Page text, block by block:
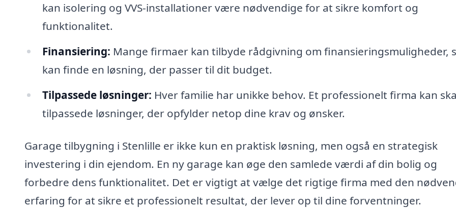
kan isolering og VVS-installationer være nødvendige for at sikre komfort og
funktionalitet.
Finansiering: Mange firmaer kan tilbyde rådgivning om finansieringsmuligheder,
kan finde en løsning, der passer til dit budget.
Tilpassede løsninger: Hver familie har unikke behov. Et professionelt firma kan
tilpassede løsninger, der opfylder netop dine krav og ønsker.
Garage tilbygning i Stenlille er ikke kun en praktisk løsning, men også en strategisk
investering i din ejendom. En ny garage kan øge den samlede værdi af din bolig og
forbedre dens funktionalitet. Det er vigtigt at vælge det rigtige firma med den
erfaring for at sikre et professionelt resultat, der lever op til dine forventninger.